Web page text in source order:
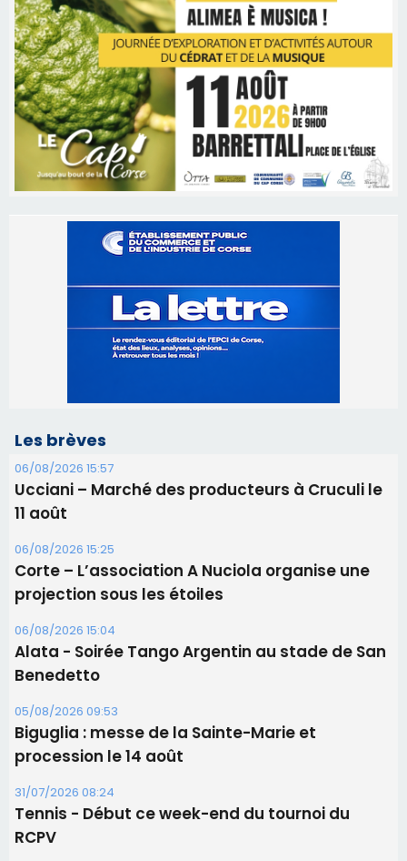
06/08/2026 15:57
Ucciani – Marché des producteurs à Cruculi le
Corte – L’association A Nuciola organise une
projection sous les étoiles
06/08/2026 15:04
Alata - Soirée Tango Argentin au stade de San
Benedetto
05/08/2026 09:53
Biguglia : messe de la Sainte-Marie et
procession le 14 août
31/07/2026 08:24
Tennis - Début ce week-end du tournoi du
RCPV
31/07/2026 08:22
82ème anniversaire de la disparition du
Commandant Antoine de Saint Exupery
Les plus lus